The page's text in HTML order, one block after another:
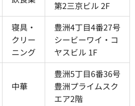
第2三京ビル 2F
寝具・
クリー
ニング
豊洲4丁目4番27号
シービーワイ・コ
ヤスビル 1F
中華
豊洲5丁目6番36号
豊洲プライムスク
エア2階